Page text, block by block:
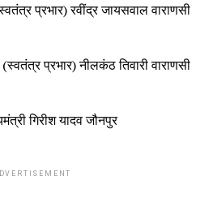
प्रभार) रवींद्र जायसवाल वाराणसी
प्रभार) नीलकंठ तिवारी वाराणसी
गिरीश यादव जौनपुर